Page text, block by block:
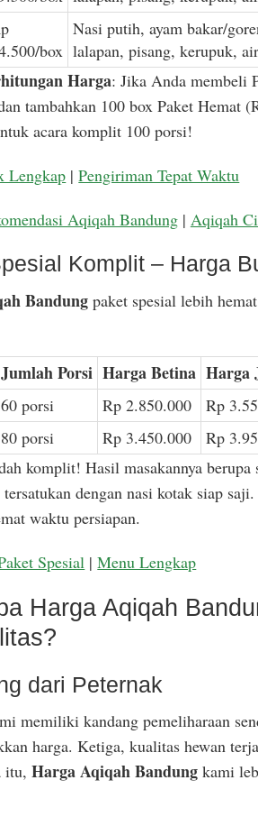
box
Nasi putih, ayam bakar/
lalapan, pisang, kerupuk,
Harga: Jika Anda membeli
tambahkan 100 box Paket Hemat
acara komplit 100 porsi!
Lengkap |Pengiriman Tepat Waktu
Aqiqah Bandung| Aqiqah
Komplit – Harga
Bandungpaket spesial lebih
Jumlah Porsi Harga Betina Harga
60 porsi Rp 2.850.000
Rp
80 porsi Rp 3.450.000
Rp
komplit! Hasil masakannya
tersatukan dengan nasi kotak siap
waktu persiapan.
Spesial |Menu Lengkap
Harga Aqiqah
dari Peternak
memiliki kandang pemeliharaan
harga. Ketiga, kualitas hewan
itu, Harga Aqiqah Bandungkami